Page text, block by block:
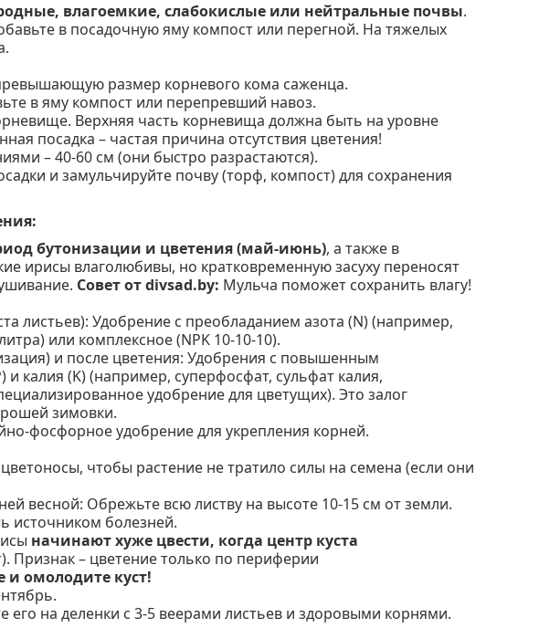
влагоемкие, слабокислые или нейтральные почвы.
в посадочную яму компост или перегной. На тяжелых
размер корневого кома саженца.
в яму компост или перепревший навоз.
Верхняя часть корневища должна быть на уровне
посадка – частая причина отсутствия цветения!
– 40-60 см (они быстро разрастаются).
и замульчируйте почву (торф, компост) для сохранения
бутонизации и цветения (май-июнь), а также в
ирисы влаголюбивы, но кратковременную засуху переносят
Совет от divsad.by: Мульча поможет сохранить влагу!
листьев): Удобрение с преобладанием азота (N) (например,
или комплексное (NPK 10-10-10).
и после цветения: Удобрения с повышенным
калия (K) (например, суперфосфат, сульфат калия,
удобрение для цветущих). Это залог
зимовки.
фосфорное удобрение для укрепления корней.
чтобы растение не тратило силы на семена (если они
весной: Обрежьте всю листву на высоте 10-15 см от земли.
источником болезней.
начинают хуже цвести, когда центр куста
Признак – цветение только по периферии
и омолодите куст!
его на деленки с 3-5 веерами листьев и здоровыми корнями.